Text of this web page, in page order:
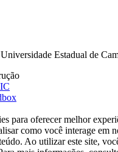
Estadual de
para oferecer melhor
como você interage em
Ao utilizar este site,